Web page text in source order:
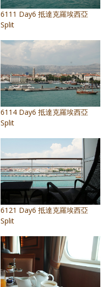
6111 Day6 抵達克羅埃西亞
Split
6114 Day6 抵達克羅埃西亞
Split
6121 Day6 抵達克羅埃西亞
Split